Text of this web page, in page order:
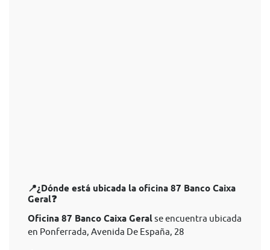
📍¿Dónde está ubicada la oficina 87 Banco Caixa
Geral❓
Oficina 87 Banco Caixa Geralse encuentra ubicada
en Ponferrada, Avenida De España, 28